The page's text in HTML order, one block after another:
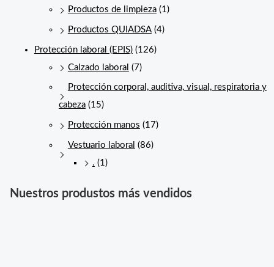
Productos de limpieza (1)
Productos QUIADSA (4)
Protección laboral (EPIS) (126)
Calzado laboral (7)
Protección corporal, auditiva, visual, respiratoria y
cabeza (15)
Protección manos (17)
Vestuario laboral (86)
. (1)
Nuestros produstos más vendidos